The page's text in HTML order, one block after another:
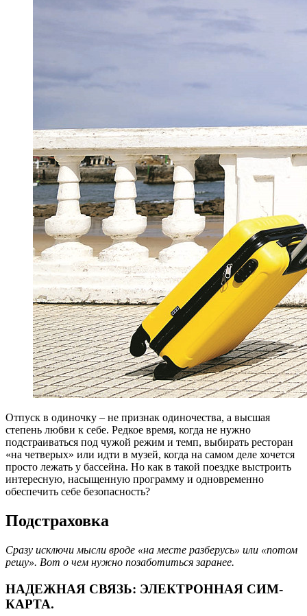
Отпуск в одиночку – не признак одиночества, а высшая
степень любви к себе. Редкое время, когда не нужно
подстраиваться под чужой режим и темп, выбирать ресторан
«на четверых» или идти в музей, когда на самом деле хочется
просто лежать у бассейна. Но как в такой поездке выстроить
интересную, насыщенную программу и одновременно
обеспечить себе безопасность?
Подстраховка
Сразу исключи мысли вроде «на месте разберусь» или «потом
решу». Вот о чем нужно позаботиться заранее.
НАДЕЖНАЯ СВЯЗЬ: ЭЛЕКТРОННАЯ СИМ-
КАРТА.